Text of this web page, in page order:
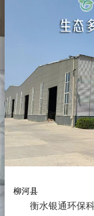
柳河县
衡水银通环保